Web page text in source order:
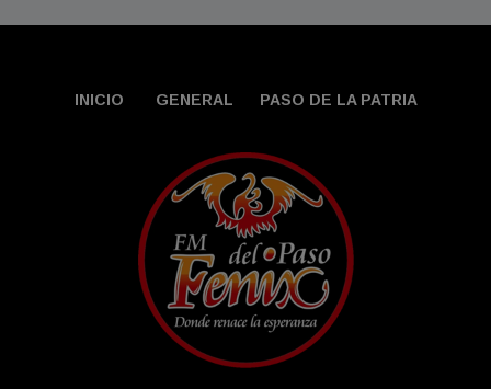
INICIO GENERAL PASO DE LA PATRIA